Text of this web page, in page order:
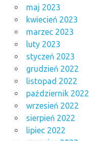
maj 2023
kwiecień 2023
marzec 2023
luty 2023
styczeń 2023
grudzień 2022
listopad 2022
październik 2022
wrzesień 2022
sierpień 2022
lipiec 2022